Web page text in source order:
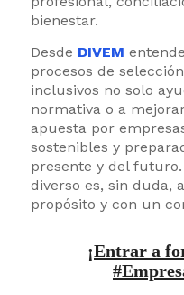
bienestar.
Desde DIVEM
procesos de
inclusivos no solo
normativa o a
apuesta por
sostenibles y
presente y del
diverso es, sin duda,
propósito y con un
¡Entrar a